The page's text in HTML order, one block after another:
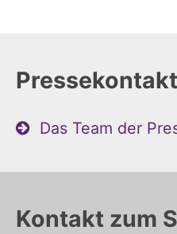
Pressekontakt
Das Team der
Kontakt zum